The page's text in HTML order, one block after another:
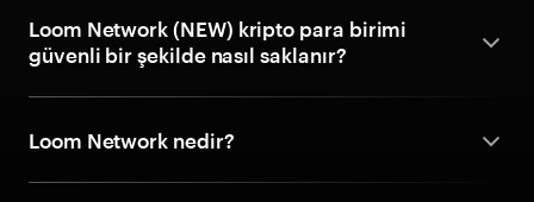
Loom Network (NEW) kripto para birimi
güvenli bir şekilde nasıl saklanır?
Loom Network nedir?